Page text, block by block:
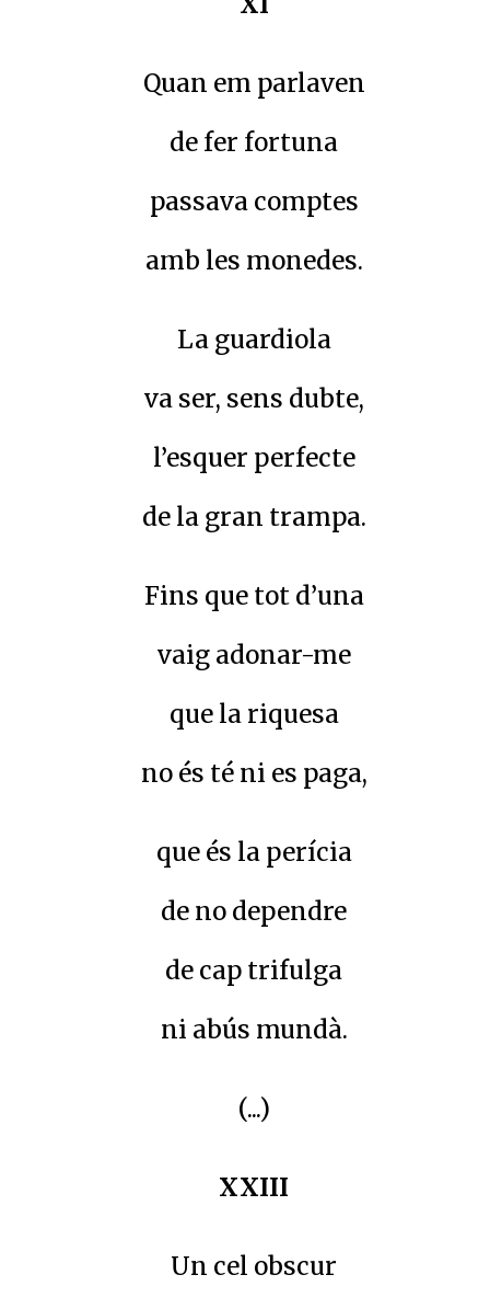
Quan em parlaven
de fer fortuna
passava comptes
amb les monedes.
La guardiola
va ser, sens dubte,
l’esquer perfecte
de la gran trampa.
Fins que tot d’una
vaig adonar-me
que la riquesa
no és té ni es paga,
que és la perícia
de no dependre
de cap trifulga
ni abús mundà.
(...)
XXIII
Un cel obscur